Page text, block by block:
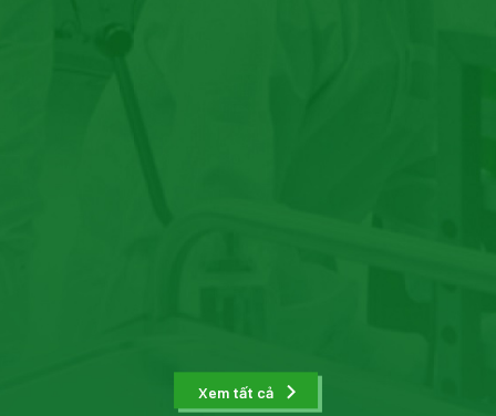
Xem tất cả